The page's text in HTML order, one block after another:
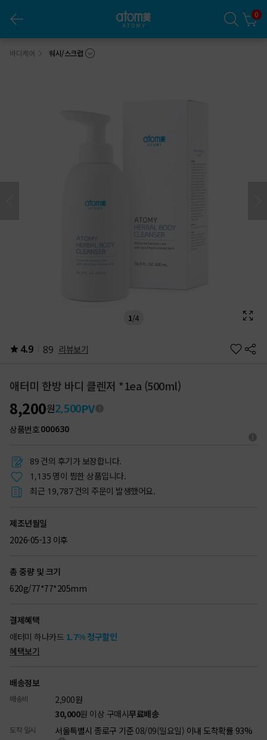
0
바디케어 워시/스크럽
애터미 한방 바디 클렌저 *1ea (500ml)
1/4
4.9 89 리뷰보기
애터미 한방 바디 클렌저 *1ea (500ml)
8,200원2,500PV
상품번호000630
89 건의 후기가 보장합니다.
1,135 명이 찜한 상품입니다.
최근 19,787건의 주문이 발생했어요.
제조년월일
2026-05-13 이후
총 중량 및 크기
620g/77*77*205mm
결제혜택
애터미 하나카드 1.7% 청구할인
혜택보기
배송정보
배송비 2,900원
30,000원 이상 구매시무료배송
도착 일시 서울특별시 종로구 기준 08/09(일요일) 이내 도착확률 93%